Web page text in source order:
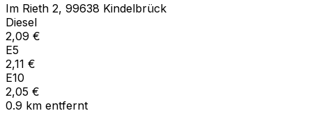
Im Rieth 2, 99638 Kindelbrück
Diesel
2,09 €
E5
2,11 €
E10
2,05 €
0.9 km entfernt